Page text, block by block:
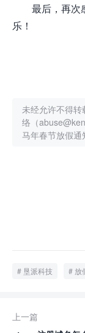
最后，再次
乐！
未经允许不得
络（
马年春节放假通
垦派科技 放
上一篇